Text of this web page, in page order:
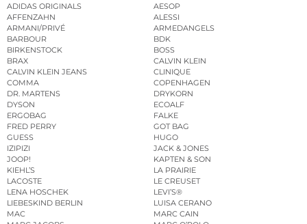
ADIDAS ORIGINALS
AESOP
AFFENZAHN
ALESSI
ARMANI/PRIVÉ
ARMEDANGELS
BARBOUR
BDK
BIRKENSTOCK
BOSS
BRAX
CALVIN KLEIN
CALVIN KLEIN JEANS
CLINIQUE
COMMA
COPENHAGEN
DR. MARTENS
DRYKORN
DYSON
ECOALF
ERGOBAG
FALKE
FRED PERRY
GOT BAG
GUESS
HUGO
IZIPIZI
JACK & JONES
JOOP!
KAPTEN & SON
KIEHL’S
LA PRAIRIE
LACOSTE
LE CREUSET
LENA HOSCHEK
LEVI’S®
LIEBESKIND BERLIN
LUISA CERANO
MAC
MARC CAIN